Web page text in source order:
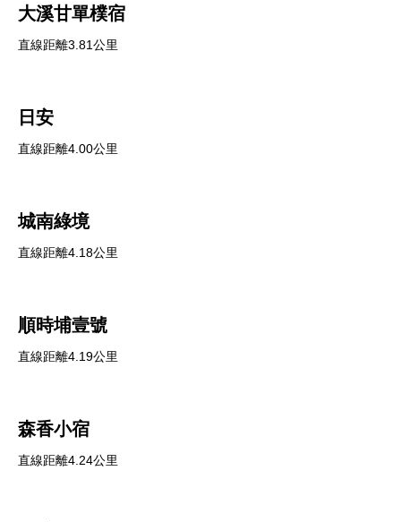
大溪甘單樸宿
直線距離3.81公里
日安
直線距離4.00公里
城南綠境
直線距離4.18公里
順時埔壹號
直線距離4.19公里
森香小宿
直線距離4.24公里